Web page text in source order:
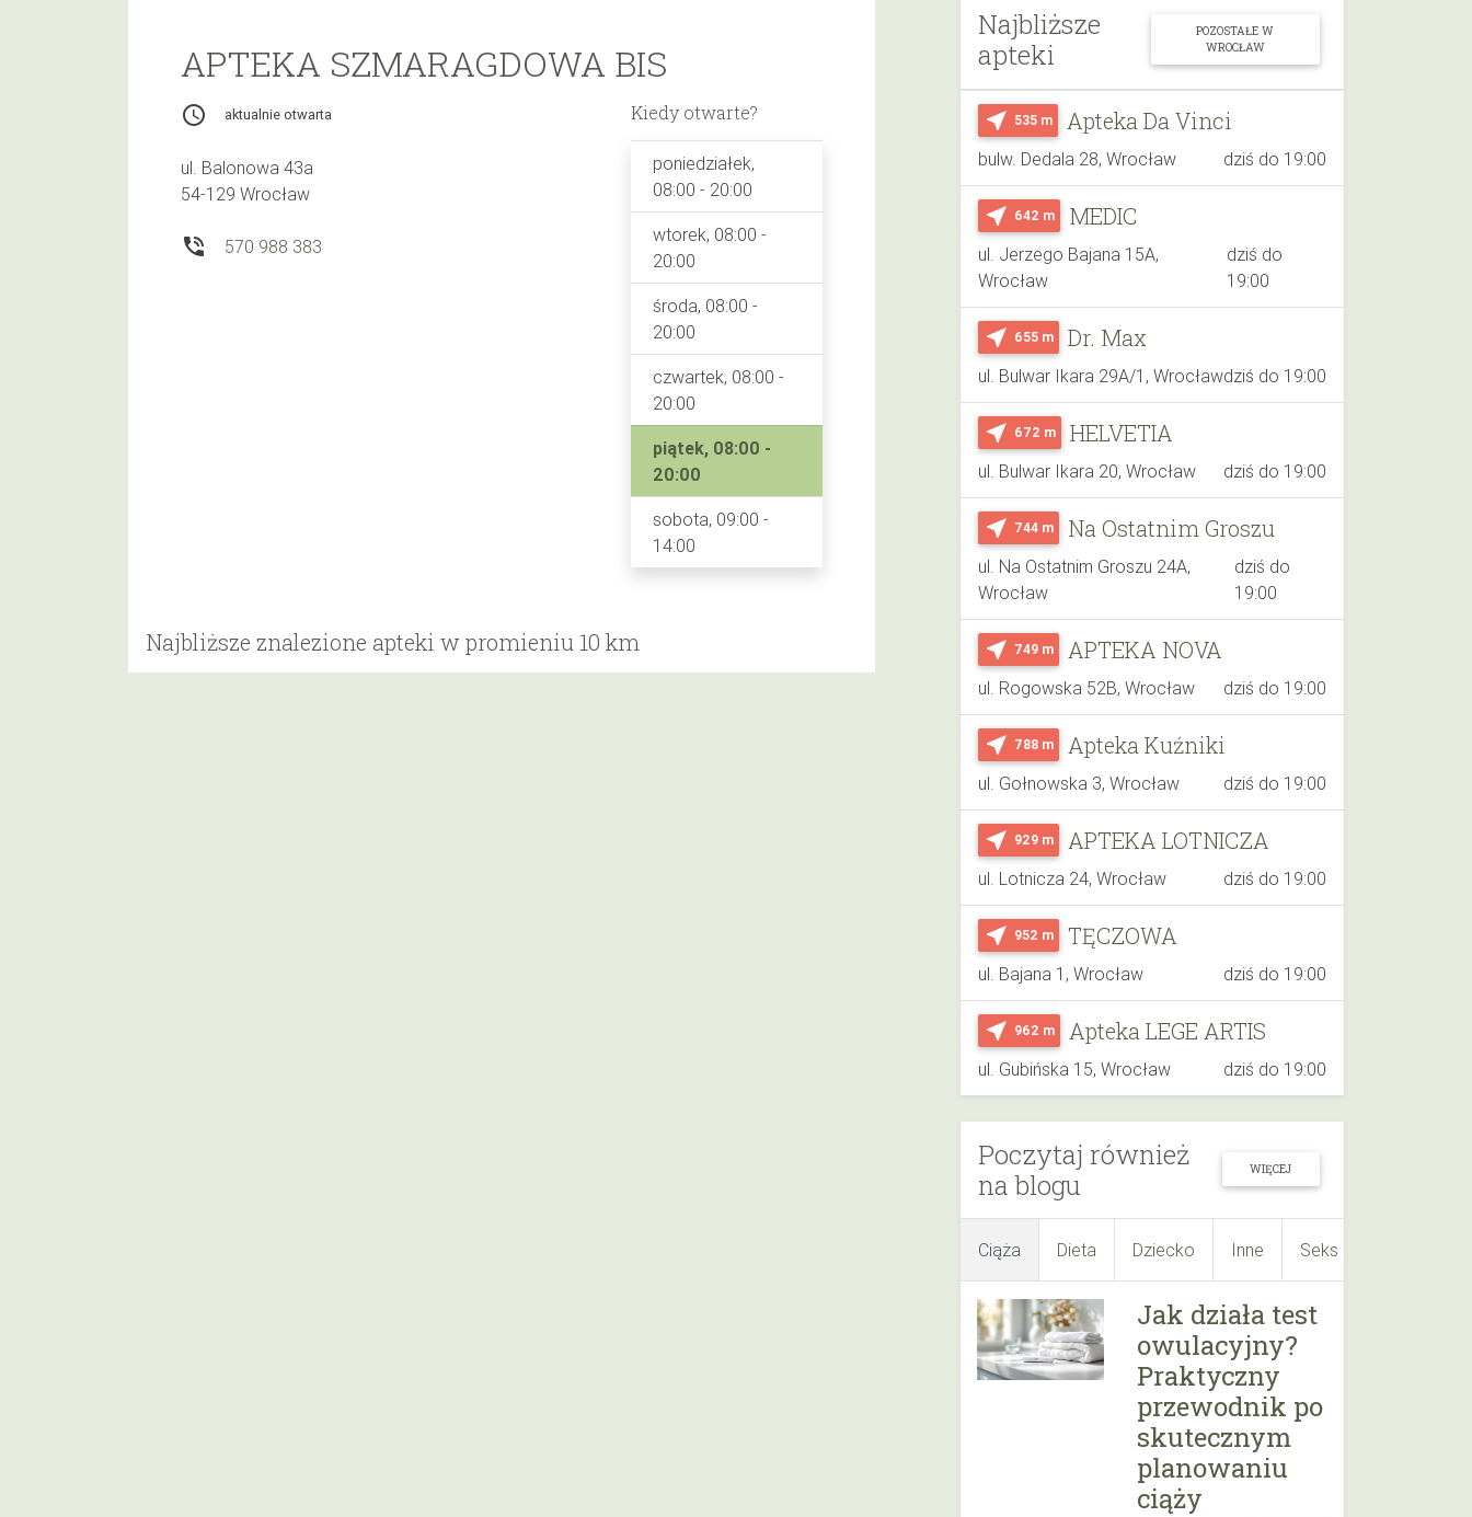
Najbliższe
apteki
POZOSTAŁE W
WROCŁAW
near_me 535 m Apteka Da Vinci
bulw. Dedala 28, Wrocław dziś do 19:00
near_me 642 m MEDIC
ul. Jerzego Bajana 15A,
Wrocław
dziś do
19:00
near_me 655 m Dr. Max
ul. Bulwar Ikara 29A/1, Wrocławdziś do 19:00
near_me 672 m HELVETIA
ul. Bulwar Ikara 20, Wrocław dziś do 19:00
near_me 744 m Na Ostatnim Groszu
ul. Na Ostatnim Groszu 24A,
Wrocław
dziś do
19:00
near_me 749 m APTEKA NOVA
ul. Rogowska 52B, Wrocław dziś do 19:00
near_me 788 m Apteka Kuźniki
ul. Gołnowska 3, Wrocław dziś do 19:00
near_me 929 m APTEKA LOTNICZA
ul. Lotnicza 24, Wrocław dziś do 19:00
near_me 952 m TĘCZOWA
ul. Bajana 1, Wrocław dziś do 19:00
near_me 962 m Apteka LEGE ARTIS
ul. Gubińska 15, Wrocław dziś do 19:00
Poczytaj również
na blogu
WIĘCEJ
Ciąża Dieta Dziecko Inne Seks
Jak działa test
owulacyjny?
Praktyczny
przewodnik po
skutecznym
planowaniu
ciąży
APTEKA SZMARAGDOWA BIS
access_time aktualnie otwarta
ul. Balonowa 43a
54-129 Wrocław
phone_in_talk 570 988 383
Kiedy otwarte?
poniedziałek,
08:00 - 20:00
wtorek, 08:00 -
20:00
środa, 08:00 -
20:00
czwartek, 08:00 -
20:00
piątek, 08:00 -
20:00
sobota, 09:00 -
14:00
Najbliższe znalezione apteki w promieniu 10 km